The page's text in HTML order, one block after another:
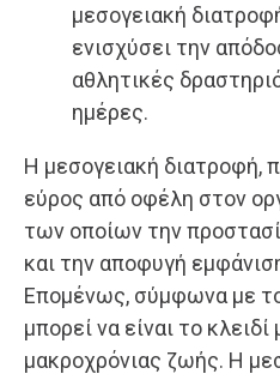
μεσογειακή
ενισχύσει την
αθλητικές
ημέρες.
Η μεσογειακή διατροφή,
εύρος από οφέλη στον
των οποίων την
και την αποφυγή
Επομένως, σύμφωνα με
μπορεί να είναι το κλειδί
μακροχρόνιας ζωής. Η